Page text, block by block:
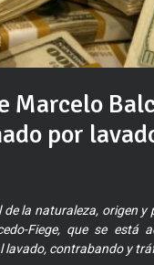
Marcelo
por
la naturaleza, origen y
Fiege, que se está
lavado, contrabando y